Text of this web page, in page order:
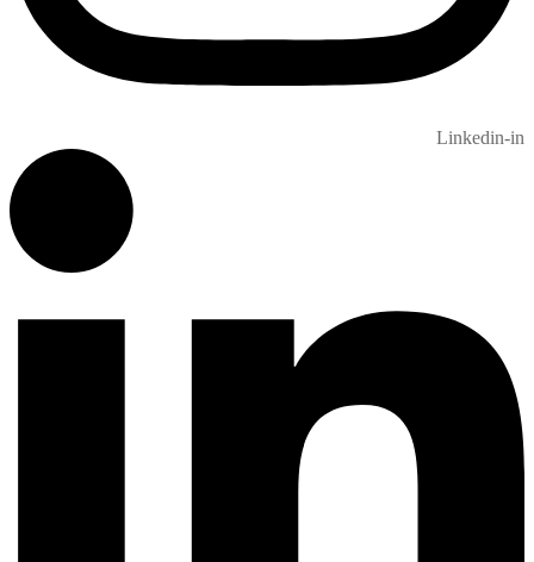
Linkedin-in